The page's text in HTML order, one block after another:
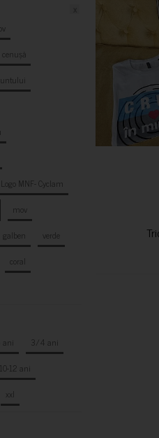
Logo MNF- Cyclam
mov
galben
verde
coral
3/4 ani
10-12 ani
xxl